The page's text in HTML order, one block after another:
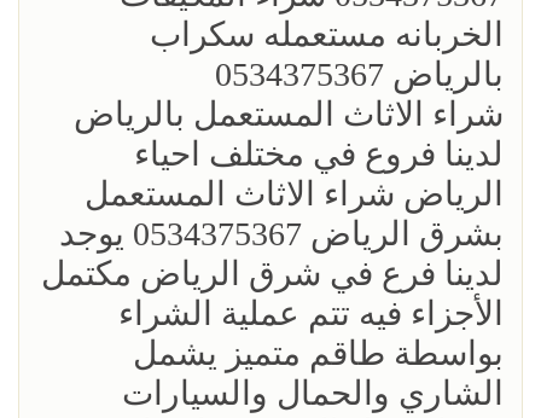
الخربانه مستعمله سكراب
بالرياض 0534375367
شراء الاثاث المستعمل بالرياض
لدينا فروع في مختلف احياء
الرياض شراء الاثاث المستعمل
بشرق الرياض 0534375367 يوجد
لدينا فرع في شرق الرياض مكتمل
الأجزاء فيه تتم عملية الشراء
بواسطة طاقم متميز يشمل
الشاري والحمال والسيارات